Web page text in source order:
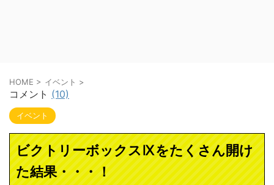
HOME > イベント >
コメント (10)
イベント
ビクトリーボックスⅨをたくさん開け
た結果・・・！